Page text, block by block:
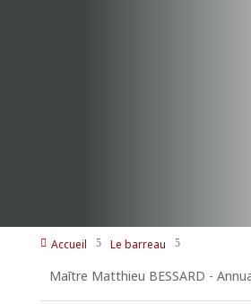
 Accueil 5 Le barreau 5
Maītre Matthieu BESSARD -